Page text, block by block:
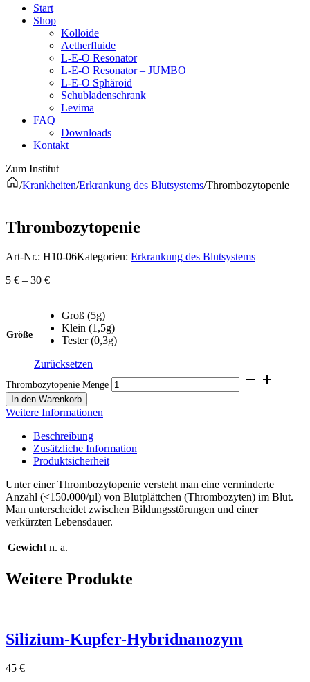
Start
Shop
Kolloide
Aetherfluide
L-E-O Resonator
L-E-O Resonator – JUMBO
L-E-O Sphäroid
Schubladenschrank
Levima
FAQ
Downloads
Kontakt
Zum Institut
/Krankheiten/Erkrankung des Blutsystems/Thrombozytopenie
Thrombozytopenie
Art-Nr.: H10-06Kategorien: Erkrankung des Blutsystems
5 € – 30 €
Größe
Groß (5g)
Klein (1,5g)
Tester (0,3g)
Zurücksetzen
Thrombozytopenie Menge
In den Warenkorb
Weitere Informationen
Beschreibung
Zusätzliche Information
Produktsicherheit
Unter einer Thrombozytopenie versteht man eine verminderte
Anzahl (<150.000/µl) von Blutplättchen (Thrombozyten) im Blut.
Man unterscheidet zwischen Bildungsstörungen und einer
verkürzten Lebensdauer.
Gewicht n. a.
Weitere Produkte
Silizium-Kupfer-Hybridnanozym
45 €